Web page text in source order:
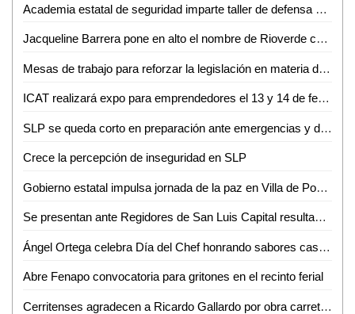
Academia estatal de seguridad imparte taller de defensa personal a periodistas potosinos
Jacqueline Barrera pone en alto el nombre de Rioverde como nueva Miss San Luis Potosí 2025
Mesas de trabajo para reforzar la legislación en materia de maltrato animal en la zona huasteca: Dip. Nancy Jeanine García
ICAT realizará expo para emprendedores el 13 y 14 de febrero en Ciudad Valles
SLP se queda corto en preparación ante emergencias y desastres: Carolina Bolaños
Crece la percepción de inseguridad en SLP
Gobierno estatal impulsa jornada de la paz en Villa de Pozos
Se presentan ante Regidores de San Luis Capital resultados de consultas para el Plan Municipal de Desarrollo 2024-2027
Ángel Ortega celebra Día del Chef honrando sabores caseros y tradicionales de la Huasteca Potosina
Abre Fenapo convocatoria para gritones en el recinto ferial
Cerritenses agradecen a Ricardo Gallardo por obra carretera